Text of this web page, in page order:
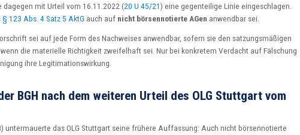
dagegen mit Urteil vom 16.11.2022 (20 U 45/21) eine gegenteilige Linie eingeschlagen.
§ 123 Abs. 4 Satz 5 AktG auch auf nicht börsennotierte AGen anwendbar sei.
sei auf jede Form des Nachweises anwendbar, sofern sie den satzungsmäßigen
die materielle Richtigkeit zweifelhaft sei. Nur bei konkretem Verdacht auf Fälschung
ihre Legitimationswirkung.
BGH nach dem weiteren Urteil des OLG Stuttgart vom
) untermauerte das OLG Stuttgart seine frühere Auffassung: Auch nicht börsennotierte